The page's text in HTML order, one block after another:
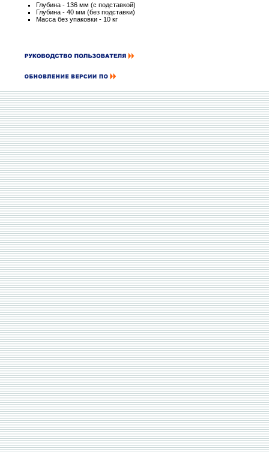
Глубина - 136 мм (с подставкой)
Глубина - 40 мм (без подставки)
Масса без упаковки - 10 кг